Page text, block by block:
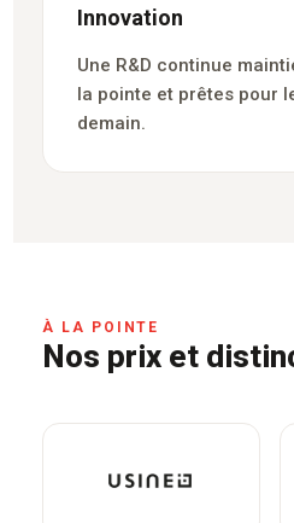
Innovation
Une R&D continue
la pointe et prêtes pour
demain.
À LA POINTE
Nos prix et